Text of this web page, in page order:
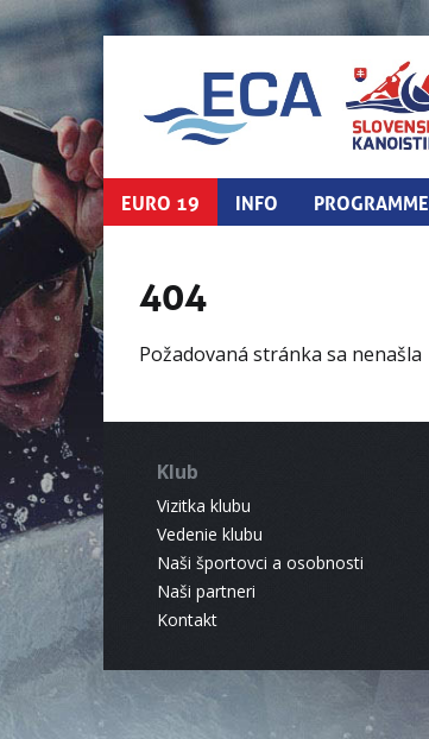
EURO 19 INFO PROGRAMME
404
Požadovaná stránka sa nenašla
Klub
Vizitka klubu
Vedenie klubu
Naši športovci a osobnosti
Naši partneri
Kontakt